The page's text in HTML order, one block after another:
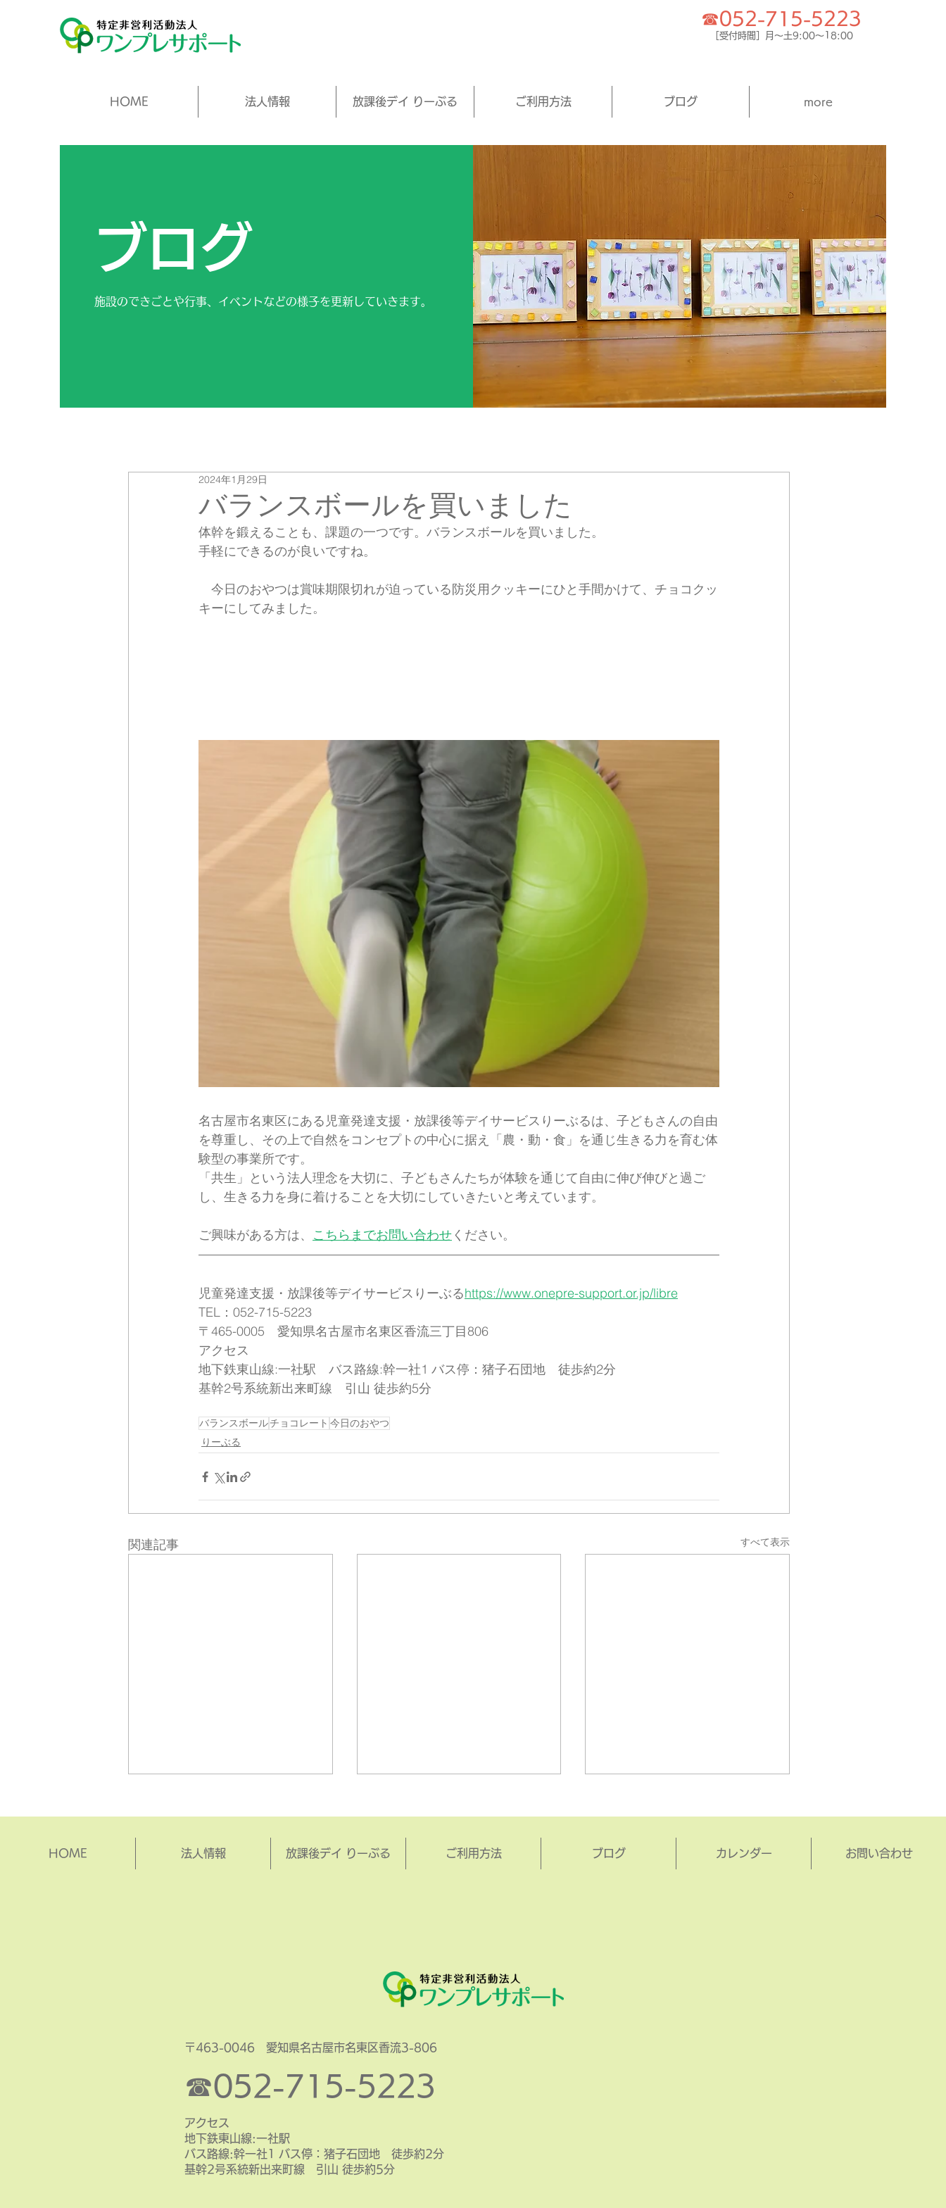
☎052-715-5223
［受付時間］月～土9:00～18:00
HOME 法人情報 放課後デイ りーぶる ご利用方法 ブログ more
ブログ
施設のできごとや行事、イベントなどの様子を更新していきます。
バランスボールを買いました
2024年1月29日
体幹を鍛えることも、課題の一つです。バランスボールを買いました。
手軽にできるのが良いですね。
今日のおやつは賞味期限切れが迫っている防災用クッキーにひと手間かけて、チョコクッ
キーにしてみました。
名古屋市名東区にある児童発達支援・放課後等デイサービスりーぶるは、子どもさんの自由
を尊重し、その上で自然をコンセプトの中心に据え「農・動・食」を通じ生きる力を育む体
験型の事業所です。
「共生」という法人理念を大切に、子どもさんたちが体験を通じて自由に伸び伸びと過ご
し、生きる力を身に着けることを大切にしていきたいと考えています。
ご興味がある方は、 こちらまでお問い合わせください。
児童発達支援・放課後等デイサービスりーぶるhttps://www.onepre-support.or.jp/libre
TEL：052-715-5223​
〒465-0005　愛知県名古屋市名東区香流三丁目806
アクセス
地下鉄東山線:一社駅　バス路線:幹一社1 バス停：猪子石団地　徒歩約2分
基幹2号系統新出来町線　引山 徒歩約5分
バランスボールチョコレート 今日のおやつ
りーぶる
関連記事 すべて表示
HOME 法人情報 放課後デイ りーぶる ご利用方法 ブログ カレンダー お問い合わせ
〒463-0046 愛知県名古屋市名東区香流3-806
☎052-715-5223
アクセス
地下鉄東山線:一社駅
バス路線:幹一社1 バス停：猪子石団地 徒歩約2分
基幹2号系統新出来町線 引山 徒歩約5分​